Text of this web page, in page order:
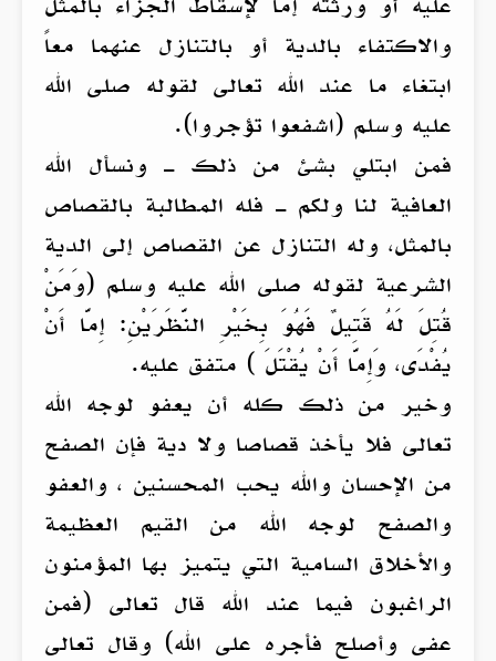
والاكتفاء بالدية أو بالتنازل عنهما معاً
ابتغاء ما عند الله تعالى لقوله صلى الله
عليه وسلم (اشفعوا تؤجروا).
فمن ابتلي بشئ من ذلك ـ ونسأل الله
العافية لنا ولكم ـ فله المطالبة بالقصاص
بالمثل، وله التنازل عن القصاص إلى الدية
الشرعية لقوله صلى الله عليه وسلم (وَمَنْ
قُتِلَ لَهُ قَتِيلٌ فَهُوَ بِخَيْرِ النَّظَرَيْنِ: إِمَّا أَنْ
يُفْدَى، وَإِمَّا أَنْ يُقْتَلَ ) متفق عليه.
وخير من ذلك كله أن يعفو لوجه الله
تعالى فلا يأخذ قصاصا ولا دية فإن الصفح
من الإحسان والله يحب المحسنين ، والعفو
والصفح لوجه الله من القيم العظيمة
والأخلاق السامية التي يتميز بها المؤمنون
الراغبون فيما عند الله قال تعالى (فمن
عفى وأصلح فأجره على الله) وقال تعالى